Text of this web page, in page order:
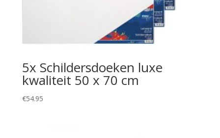
5x Schildersdoeken luxe
kwaliteit 50 x 70 cm
€54.95